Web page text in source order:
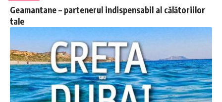
Geamantane – partenerul indispensabil al călătoriilor
tale